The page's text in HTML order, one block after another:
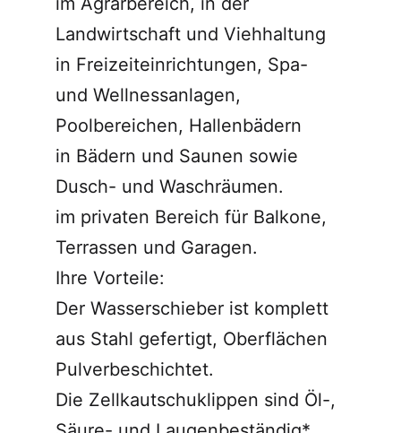
Landwirtschaft und Viehhaltung
in Freizeiteinrichtungen, Spa-
und Wellnessanlagen,
Poolbereichen, Hallenbädern
in Bädern und Saunen sowie
Dusch- und Waschräumen.
im privaten Bereich für Balkone,
Terrassen und Garagen.
Ihre Vorteile:
Der Wasserschieber ist komplett
aus Stahl gefertigt, Oberflächen
Pulverbeschichtet.
Die Zellkautschuklippen sind Öl-,